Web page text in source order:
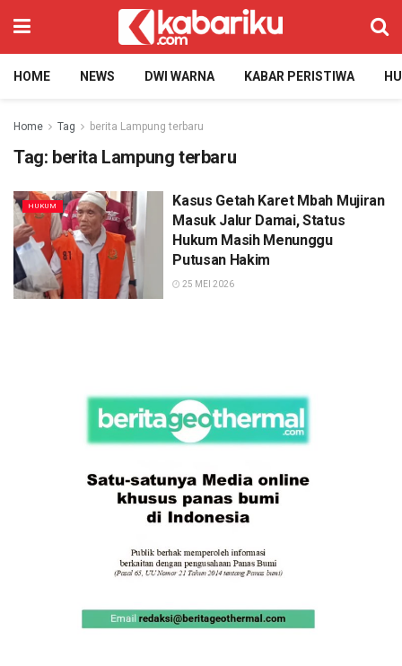
HOME NEWS DWI WARNA KABAR PERISTIWA
Home Tag berita Lampung terbaru
Tag: berita Lampung terbaru
HUKUM
Kasus Getah Karet Mbah Mujiran
Masuk Jalur Damai, Status
Hukum Masih Menunggu
Putusan Hakim
25 MEI 2026